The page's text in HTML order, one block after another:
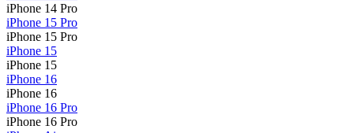
iPhone 14 Pro
iPhone 15 Pro
iPhone 15 Pro
iPhone 15
iPhone 15
iPhone 16
iPhone 16
iPhone 16 Pro
iPhone 16 Pro